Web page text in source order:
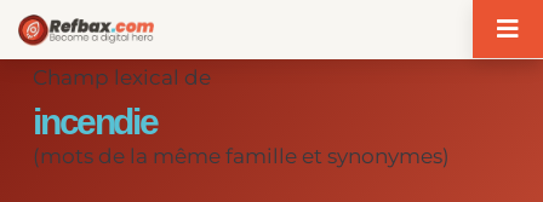
Champ lexical de
incendie
(mots de la même famille et synonymes)
Panneau de gestion des cookies